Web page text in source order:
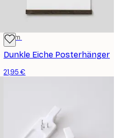
31 cm
Dunkle Eiche Posterhänger
21,95 €